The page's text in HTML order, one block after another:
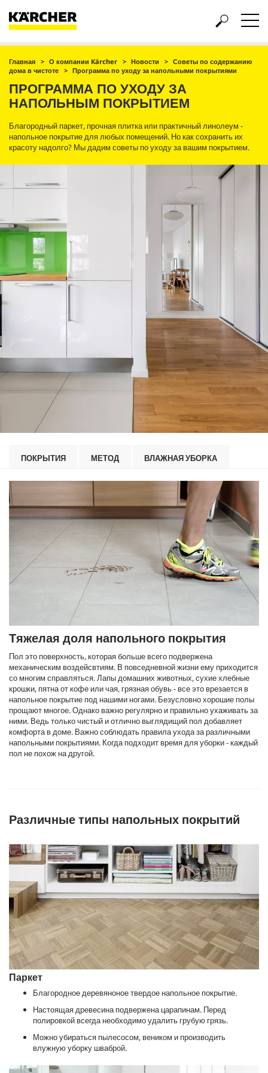
Главная О компании Kärcher Новости
Советы по содержанию
дома в чистоте
Программа по уходу за напольными покрытиями
ПРОГРАММА ПО УХОДУ ЗА
НАПОЛЬНЫМ ПОКРЫТИЕМ
Благородный паркет, прочная плитка или практичный линолеум -
напольное покрытие для любых помещений. Но как сохранить их
красоту надолго? Мы дадим советы по уходу за вашим покрытием.
ПОКРЫТИЯ МЕТОД ВЛАЖНАЯ УБОРКА
Тяжелая доля напольного покрытия
Пол это поверхность, которая больше всего подвержена
механическим воздейсвтиям. В повседневной жизни ему приходится
со многим справляться. Лапы домашних животных, сухие хлебные
крошки, пятна от кофе или чая, грязная обувь - все это врезается в
напольное покрытие под нашими ногами. Безусловно хорошие полы
прощают многое. Однако важно регулярно и правильно ухаживать за
ними. Ведь только чистый и отлично выглядищий пол добавляет
комфорта в доме. Важно соблюдать правила ухода за различными
напольными покрытиями. Когда подходит время для уборки - каждый
пол не похож на другой.
Различные типы напольных покрытий
Паркет
Благородное деревяноное твердое напольное покрытие.
Настоящая древесина подвержена царапинам. Перед
полировкой всегда необходимо удалить грубую грязь.
Можно убираться пылесосом, веником и производить
влужную уборку шваброй.